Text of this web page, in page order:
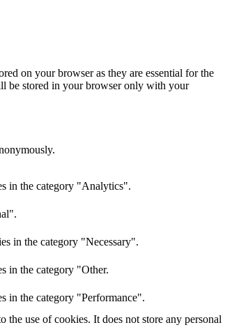
on your browser as they are essential for the
be stored in your browser only with your
in the category "Analytics".
in the category "Necessary".
in the category "Other.
in the category "Performance".
use of cookies. It does not store any personal